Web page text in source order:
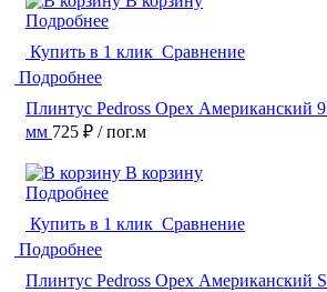
Подробнее
Купить в 1 клик Сравнение
Подробнее
Плинтус Pedross Орех Американский
мм 725 ₽ / пог.м
В корзину
Подробнее
Купить в 1 клик Сравнение
Подробнее
Плинтус Pedross Орех Американский